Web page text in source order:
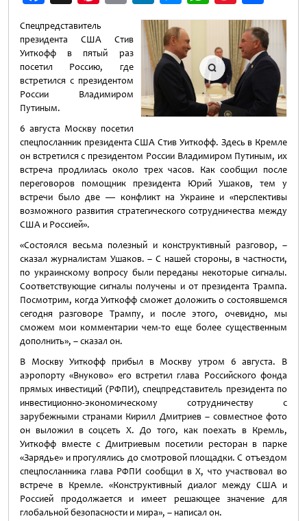
Weibo
Спецпредставитель
президента США Стив
Уиткофф в пятый раз
посетил Россию, где
встретился с президентом
России Владимиром
Путиным.
6 августа Москву посетил
спецпосланник президента США Стив Уиткофф. Здесь в Кремле
он встретился с президентом России Владимиром Путиным, их
встреча продлилась около трех часов. Как сообщил после
переговоров помощник президента Юрий Ушаков, тем у
встречи было две — конфликт на Украине и «перспективы
возможного развития стратегического сотрудничества между
США и Россией».
«Состоялся весьма полезный и конструктивный разговор, –
сказал журналистам Ушаков. – С нашей стороны, в частности,
по украинскому вопросу были переданы некоторые сигналы.
Соответствующие сигналы получены и от президента Трампа.
Посмотрим, когда Уиткофф сможет доложить о состоявшемся
сегодня разговоре Трампу, и после этого, очевидно, мы
сможем мои комментарии чем-то еще более существенным
дополнить», – сказал он.
В Москву Уиткофф прибыл в Москву утром 6 августа. В
аэропорту «Внуково» его встретил глава Российского фонда
прямых инвестиций (РФПИ), спецпредставитель президента по
инвестиционно-экономическому сотрудничеству с
зарубежными странами Кирилл Дмитриев – совместное фото
он выложил в соцсеть X. До того, как поехать в Кремль,
Уиткофф вместе с Дмитриевым посетили ресторан в парке
«Зарядье» и прогулялись до смотровой площадки. С отъездом
спецпосланника глава РФПИ сообщил в X, что участвовал во
встрече в Кремле. «Конструктивный диалог между США и
Россией продолжается и имеет решающее значение для
глобальной безопасности и мира», – написал он.